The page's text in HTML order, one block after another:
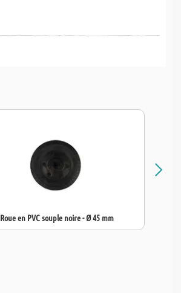
Roue en PVC souple noire - Ø 45 mm